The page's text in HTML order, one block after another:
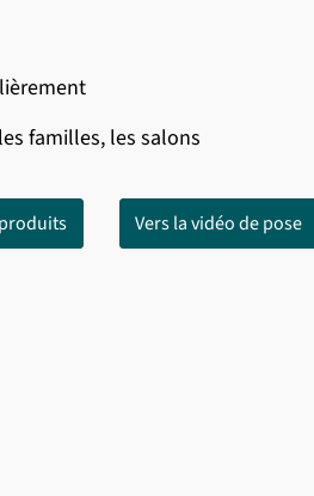
familles, les salons
Vers la vidéo de pose